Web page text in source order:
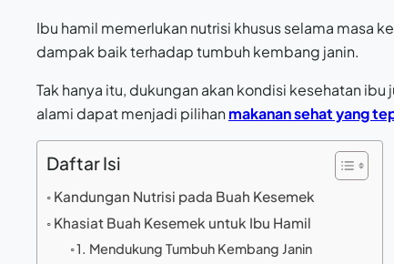
Ibu hamil memerlukan nutrisi khusus selama masa
dampak baik terhadap tumbuh kembang janin.
Tak hanya itu, dukungan akan kondisi kesehatan
alami dapat menjadi pilihanmakanan sehat yang
Daftar Isi
Kandungan Nutrisi pada Buah Kesemek
Khasiat Buah Kesemek untuk Ibu Hamil
1. Mendukung Tumbuh Kembang Janin